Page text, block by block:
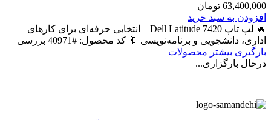
63,400,000 تومان
افزودن به سبد خرید
🔥 لپ تاپ Dell Latitude 7420 – انتخابی حرفه‌ای برای کارهای
اداری، دانشجویی و برنامه‌نویسی 🔖 کد محصول: #40971 بررسی
بارگیری بیشتر محصولات
درحال بارگزاری...